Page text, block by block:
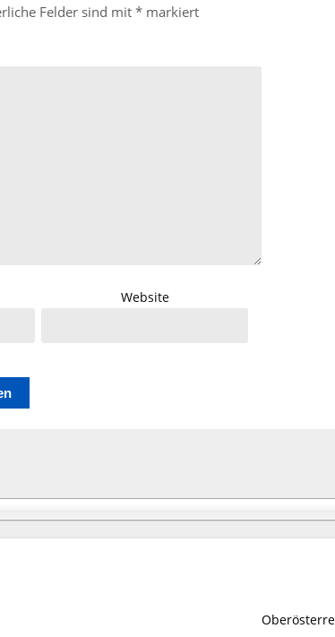
Felder sind mit *markiert
Website